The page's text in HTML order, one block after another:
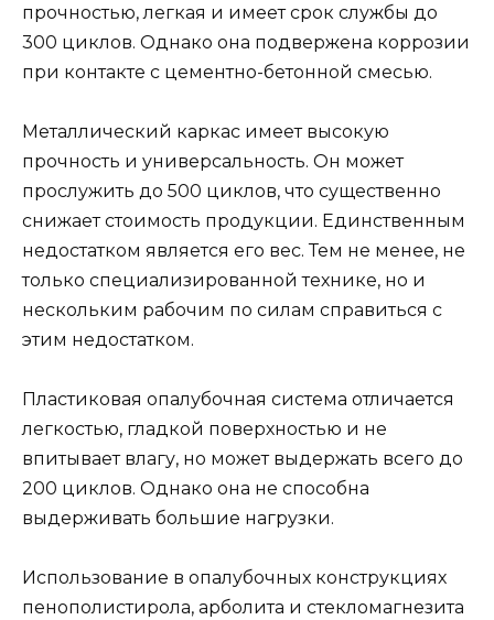
прочностью, легкая и имеет срок службы до
300 циклов. Однако она подвержена коррозии
при контакте с цементно-бетонной смесью.
Металлический каркас имеет высокую
прочность и универсальность. Он может
прослужить до 500 циклов, что существенно
снижает стоимость продукции. Единственным
недостатком является его вес. Тем не менее, не
только специализированной технике, но и
нескольким рабочим по силам справиться с
этим недостатком.
Пластиковая опалубочная система отличается
легкостью, гладкой поверхностью и не
впитывает влагу, но может выдержать всего до
200 циклов. Однако она не способна
выдерживать большие нагрузки.
Использование в опалубочных конструкциях
пенополистирола, арболита и стекломагнезита